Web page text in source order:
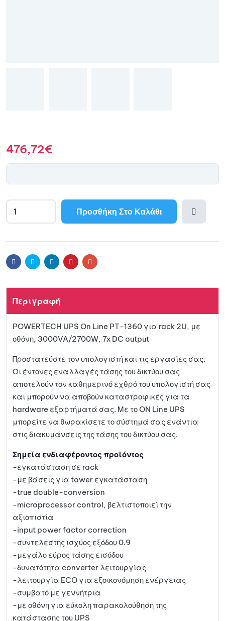
476,72€
Προσθήκη Στο Καλάθι
αγαπη
μένων
FacebookTwitter LinkedinPinterestEmail
Περιγραφή
POWERTECH UPS On Line PT-1360 για rack 2U, με
οθόνη, 3000VA/2700W, 7x DC output
Προστατεύστε τον υπολογιστή και τις εργασίες σας.
Οι έντονες εναλλαγές τάσης του δικτύου σας
αποτελούν τον καθημερινό εχθρό του υπολογιστή σας
και μπορούν να αποβούν καταστροφικές για τα
hardware εξαρτήματά σας. Με το ON Line UPS
μπορείτε να θωρακίσετε το σύστημά σας ενάντια
στις διακυμάνσεις της τάσης του δικτύου σας.
Σημεία ενδιαφέροντος προϊόντος
-εγκατάσταση σε rack
-με βάσεις για tower εγκατάσταση
-true double-conversion
-microprocessor control, βελτιστοποιεί την
αξιοπιστία
-input power factor correction
-συντελεστής ισχύος εξόδου 0.9
-μεγάλο εύρος τάσης εισόδου
-δυνατότητα converter λειτουργίας
-λειτουργία ECO για εξοικονόμηση ενέργειας
-συμβατό με γεννήτρια
-με οθόνη για εύκολη παρακολούθηση της
κατάστασης του UPS